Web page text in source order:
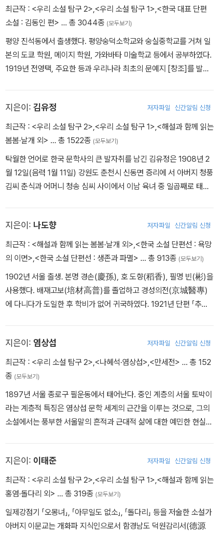
다. 하지만 조부가 신학문을 반대해 잠시 학업을 중단하고 낙향하게
된다. 1922년 4월 다시 조부 몰래 상경해서 휘문고등보통학교에 입
≫에 논문, 감상문, 시 등을 발표하면서 스스로를 과대평가해, 선배들
을 누르고 올라서겠다는 욕심에 5년 동안 두문불출하며 문학 공부를
하게 된다. 이때 이광수가 주재한 ≪조선문단≫으로 ‘최서해, 한설야,
채만식, 임영채, 박화성’ 등이 당선되어 문단에서 대우를 받은 것에 고
무된다. 그리하여 1925년 ≪조선문단≫ 제8호에 ‘자아청년(自我靑
품 평이 마음에 들지 않아, 1927년 ＜최 서방＞을 통해 ≪조선문단≫
에 재당선된다. 하지만 최서해에 의해 원고가 당선된 것을 알고 부끄
러움을 느끼게 된다. 1928년 3월 일본 도쿄로 건너가 동양대학 동양
학과에서 공부하고 야간에는 정칙학교에서 영어를 배운다. 1929년
에는 장녀 정원이 출생한다. 1931년 집안이 파산해 학업을 중단하고
해, 전몽수, 김우철, 장기제, 장환, 채정근, 허윤석 등과 함께 동인지
≪해조(海潮)≫의 발간을 협의했으나 무산되었다. 1938년 5월 조선
일보 출판부에 입사했고, ≪매일신문≫에 친일 수필인 ＜일장기의 당
당한 위풍＞(1942)을 발표한다. 1943년 8월 일본 천황 불경죄로
구속되었다가 10월에 석방된다. 12월에 방송국에 다시 취직했지만,
일인과의 차별 대우로 사흘 만에 퇴직한다. 징용을 피해 출판 업무를
보다가 ≪조선 전설집≫을 편집해 수만 부를 판매한다. 시골로 낙향했
다 해방 이후 상경해서, 1945년 정비석과 함께 종합지 ≪대조(大
을 갔던 제주도에서 월간 ≪신문화≫를 창간해 3호까지 출간한다. 19
54년 서울로 환도하고, 1961년 ≪현대문학≫에 ＜설수집(屑穗集)
＞을 연재하던 중 장암으로 세상을 떠난다. 1986년 은관문화훈장을
추서받는다. ＜최 서방＞(1927), ＜인두지주＞(1928), ＜백치 아
다다＞(1935), ＜별을 헨다＞(1949) 등 40여 편에 이르는 과작의
소설을 남겼다. 그의 작품은 기본적으로 인본주의적 관점을 밑바탕에
관심과 연민이 드러난다. 대표작인 ＜백치 아다다＞(1935)는 벙어
리 여성 ‘아다다’의 삶과 죽음을 통해 물욕에 물든 사회의 불합리를 지
해야 했던 수난당하는 여성상을 형상화하고 있는 작품이다. 인간의
순수성에 대한 따뜻한 연민을 통해 삶의 비애와 질곡을 담담하게 포
착하면서, 물욕에 젖은 인간성 상실의 시대에 대한 회의와 질문을 던
진 휴머니스트로 평가된다. 첫 창작집 ≪병풍에 그린 닭이≫(1943)
최근작 : <우리 소설 탐구 2>,<우리 소설 탐구 1>,<한국 대표 단편
소설 : 김동인 편> … 총 3044종 (모두보기)
평양 진석동에서 출생했다. 평양숭덕소학교와 숭실중학교를 거쳐 일
본의 도쿄 학원, 메이지 학원, 가와바타 미술학교 등에서 공부하였다.
1919년 전영택, 주요한 등과 우리나라 최초의 문예지 [창조]를 발간
하여 간결하고 현대적인 문체로 문장 혁신에 공헌하였다. 1923년 첫
창작집 『목숨』을 출판하였고, 1930년 장편소설 『젊은 그들』 「광염
소나타」, 1932년 「발가락이 닮았다」, 「붉은 산」을 발표했다. 극심한
마에 시달리던 중 1939년 ‘성전 종군 작가’로 황국 위문을 떠났으나
1942년 불경죄로 옥고를 치르기도 했다. 1948년 장편 역사소설 『을
지문덕』과 단편 「망국인기」를 집필하던 중 생활고와 뇌막염, 동맥경
화로 병석에 누우며 중단하고 1951년 6·25 전쟁 중에 숙환으로 서울
하왕십리동 자택에서 사망하였다.
지은이: 김유정 저자파일 신간알림 신청
최근작 : <우리 소설 탐구 2>,<우리 소설 탐구 1>,<해설과 함께 읽는
봄봄·날개 외> … 총 1522종 (모두보기)
탁월한 언어로 한국 문학사의 큰 발자취를 남긴 김유정은 1908년 2
월 12일(음력 1월 11일) 강원도 춘천시 신동면 증리에 서 아버지 청풍
김씨 춘식과 어머니 청송 심씨 사이에서 이남 육녀 중 일곱째로 태어
중퇴한 후 고향 춘천 실레 마을로 내려가 금병의숙을 세워 문맹퇴치
운동을 벌이고 금광에 손을 대기도 했다. 그러다 다시 서울로 올라와
본격적으로 문학에 대한 열정을 품고 금광 생활에서 얻은 경험과 고
네〉, 〈총각과 맹꽁이〉를 발표하고 채만식·박태원·이상 등과 교류 하며
〈금 따는 콩밭〉 〈노다지〉 〈금〉 〈떡〉 〈만무방〉 〈봄봄〉 〈안해〉 등 열한 편
의 소설과 수필 세 편을 발표해 문단의 찬사를 받고 후기 구인회 동인
으로 참여한 후 이태준, 이상과 깊은 친분을 쌓는다. 그는 이때쯤 치질
과 늑막염이 악화한 상태로 병원에서 폐결핵 진단까지 받고 고통으로
게 살아가는 하층민의 비참한 생활 실상을 특유의 해학적 수법으로
표현한 단편 〈봄과 따라지〉 〈가을〉 〈두꺼비〉 〈봄밤〉 〈이런 음악회〉 〈동
백꽃〉 〈야앵호〉 〈옥토끼〉 〈정조〉 〈슬픈 이야기〉와 수필 〈오월의 산골
짜기〉 〈어떠한 부인을 마지할까〉 〈전차가 희극을 낳아〉 〈길〉 〈행복을
등진 정열〉 〈밤이 조금만 짤렀드면〉 등을 발표하고 미완의 장편 〈생의
십여 편의 단편과 한 편의 미완성 장편, 두 편의 번역 소설, 열두 편의
수필과 편지와 일기 여섯 편 등 왕성한 창작 의욕을 보이다 지병인 폐
결핵에 시달리다 1937년 3월 29일 꽃다운 스물아홉의 나이로 요절
했다. 그의 유해는 친구, 형제, 조카들에 의해 화장한 후 한강에 뿌려
지은이: 나도향 저자파일 신간알림 신청
최근작 : <해설과 함께 읽는 봄봄·날개 외>,<한국 소설 단편선 : 욕망
의 이면>,<한국 소설 단편선 : 생존과 파멸> … 총 913종 (모두보기)
1902년 서울 출생. 본명 경손(慶孫), 호 도향(稻香), 필명 빈(彬)을
사용했다. 배재고보(培材高普)를 졸업하고 경성의전(京城醫專)
에 다니다가 도일한 후 학비가 없어 귀국하였다. 1921년 단편 「추억」
동인지 「백조」를 창간하고 『젊은이의 시절』등 애상적이고 감상적인
작품을 발표하였다. 1923년에 『17원 50전』 『행랑 자식』을 『개벽
(開闢)』에, 『여이발사(女理髮師)』를 『백조』에 발표하였고, 1925
프고 비참한 삶에 촛점을 맞춘 작품을 주로 선보이다가 26세의 젊은
나이로 요절하였다. 애상적이고 감상적인 작품은 물론 주관적인 애상
과 감상을 극복하고 객관적인 사실주의적 경향을 보여 주는 작품까
지, 폭넓은 작가세계를 보여주는 완숙한 경지의 작가이다.
지은이: 염상섭 저자파일 신간알림 신청
최근작 : <우리 소설 탐구 2>,<나혜석·염상섭>,<만세전> … 총 152
종 (모두보기)
1897년 서울 종로구 필운동에서 태어난다. 중인 계층의 서울 토박이
라는 계층적 특징은 염상섭 문학 세계의 근간을 이루는 것으로, 그의
소설에서는 풍부한 서울말의 흔적과 근대적 삶에 대한 예민한 현실
중위였던 맏형의 도움으로 교토(京都)부립 제2중학을 마치고 이후
게이오의숙대학(慶應義塾大學) 예과 1학기를 다니다 자퇴한다. 그
러던 중 조선에서 발생한 3·1 운동의 소식을 듣게 되고, 이에 3월 19
했으나 거사 직전 검거된다. 약 3개월간의 수감 후에는 요코하마의
복음(福音)인쇄소에 취직해 직공 노릇을 한다. 이 시기 경험한 양가
지은이: 이태준 저자파일 신간알림 신청
최근작 : <우리 소설 탐구 2>,<우리 소설 탐구 1>,<해설과 함께 읽는
홍염·돌다리 외> … 총 319종 (모두보기)
일제강점기 「오몽녀」, 「아무일도 없소」, 「돌다리」 등을 저술한 소설가
아버지 이문교는 개화파 지식인으로서 함경남도 덕원감리서(德源